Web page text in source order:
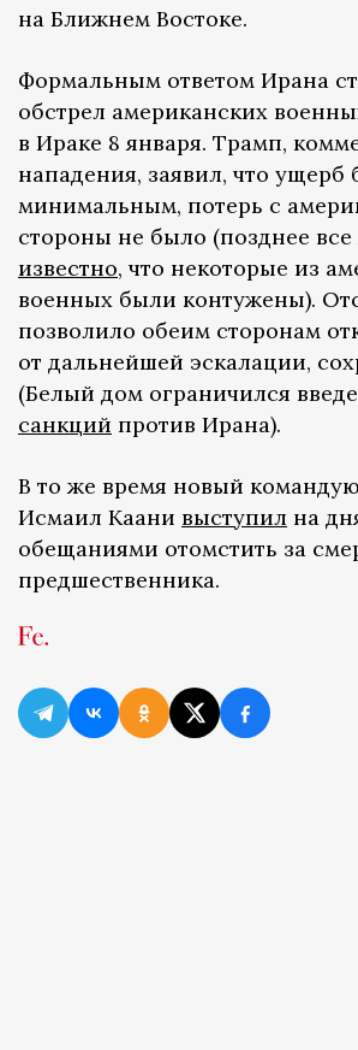
на Ближнем Востоке.
Формальным ответом Ирана
обстрел американских
в Ираке 8 января. Трамп,
нападения, заявил, что ущерб
минимальным, потерь с
стороны не было (позднее все
известно, что некоторые из
военных были контужены).
позволило обеим сторонам
от дальнейшей эскалации,
(Белый дом ограничился
санкций против Ирана).
В то же время новый
Исмаил Каани выступил на
обещаниями отомстить за
предшественника.